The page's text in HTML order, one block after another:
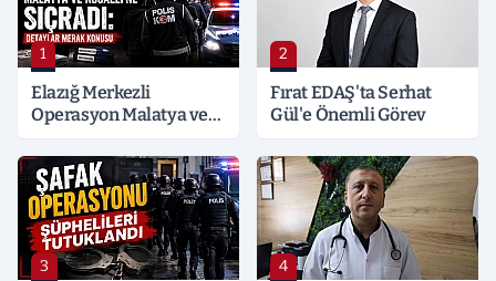
1
Elazığ Merkezli
Operasyon Malatya ve
Detaylar Merak Konusu
2
Fırat EDAŞ'ta Serhat
Gül'e Önemli Görev
3 4